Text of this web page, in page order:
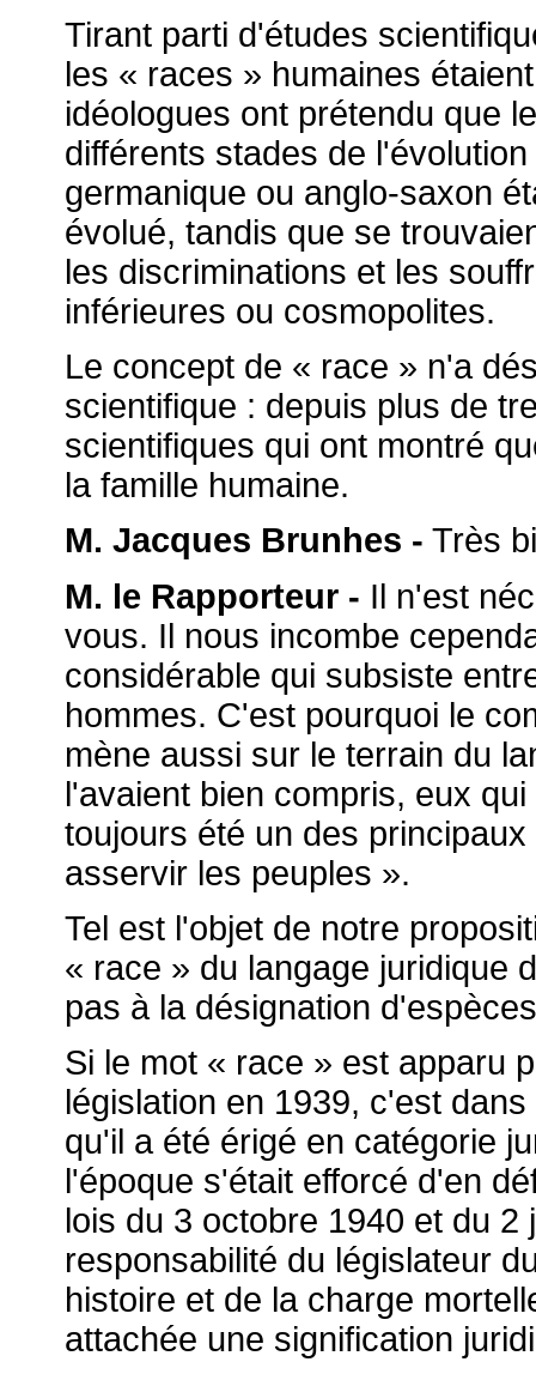
Tirant parti d'études
les « races » humaines
idéologues ont prétendu que
différents stades de
germanique ou anglo-saxon
évolué, tandis que se
les discriminations et les
inférieures ou cosmopolites.
Le concept de « race » n'a
scientifique : depuis plus de
scientifiques qui ont montré
la famille humaine.
M. Jacques Brunhes - Très
M. le Rapporteur - Il n'est
vous. Il nous incombe
considérable qui subsiste
hommes. C'est pourquoi le
mène aussi sur le terrain du
l'avaient bien compris, eux
toujours été un des
asservir les peuples ».
Tel est l'objet de notre
« race » du langage juridique
pas à la désignation
Si le mot « race » est apparu
législation en 1939, c'est
qu'il a été érigé en catégorie
l'époque s'était efforcé d'en
lois du 3 octobre 1940 et du
responsabilité du législateur
histoire et de la charge
attachée une signification